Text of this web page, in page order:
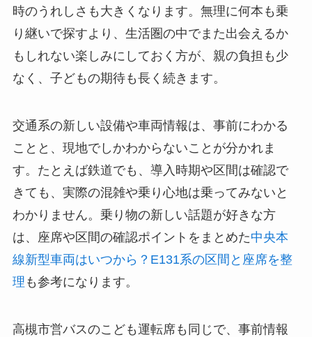
時のうれしさも大きくなります。無理に何本も乗
り継いで探すより、生活圏の中でまた出会えるか
もしれない楽しみにしておく方が、親の負担も少
なく、子どもの期待も長く続きます。
交通系の新しい設備や車両情報は、事前にわかる
ことと、現地でしかわからないことが分かれま
す。たとえば鉄道でも、導入時期や区間は確認で
きても、実際の混雑や乗り心地は乗ってみないと
わかりません。乗り物の新しい話題が好きな方
は、座席や区間の確認ポイントをまとめた中央本
線新型車両はいつから？E131系の区間と座席を整
理 も参考になります。
高槻市営バスのこども運転席も同じで、事前情報